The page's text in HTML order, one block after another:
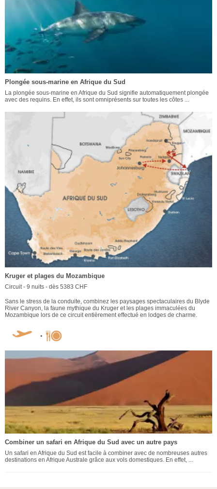
Plongée sous-marine en Afrique du Sud
La plongée sous-marine en Afrique du Sud signifie automatiquement plongée
avec des requins. En effet, ils sont omniprésents sur toutes les côtes ...
Kruger et plages du Mozambique
Circuit - 9 nuits - dès 5383 CHF
Sans le stress de la conduite, combinez les paysages spectaculaires du Blyde
River Canyon, la faune mythique du Kruger et les plages immaculées du
Mozambique lors de ce circuit entièrement effectué en lodges de charme.
Combiner un safari en Afrique du Sud avec un autre pays
Un safari en Afrique du Sud est facile à combiner avec de nombreuses autres
destinations en Afrique Australe grâce aux vols domestiques. En effet, ...